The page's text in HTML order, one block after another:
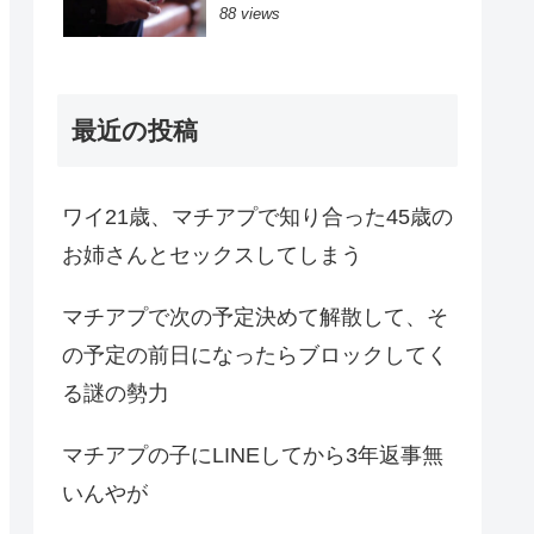
88 views
最近の投稿
ワイ21歳、マチアプで知り合った45歳の
お姉さんとセックスしてしまう
マチアプで次の予定決めて解散して、そ
の予定の前日になったらブロックしてく
る謎の勢力
マチアプの子にLINEしてから3年返事無
いんやが